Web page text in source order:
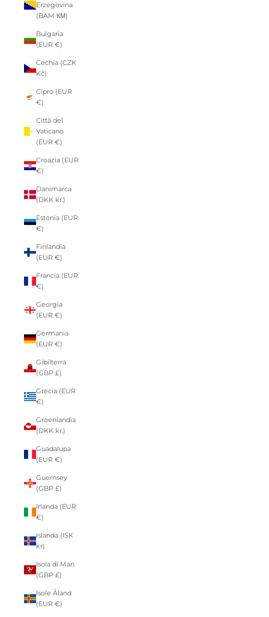
Erzegovina
(BAM КМ)
Bulgaria
(EUR €)
Cechia (CZK
Kč)
Cipro (EUR
€)
Città del
Vaticano
(EUR €)
Croazia (EUR
€)
Danimarca
(DKK kr.)
Estonia (EUR
€)
Finlandia
(EUR €)
Francia (EUR
€)
Georgia
(EUR €)
Germania
(EUR €)
Gibilterra
(GBP £)
Grecia (EUR
€)
Groenlandia
(DKK kr.)
Guadalupa
(EUR €)
Guernsey
(GBP £)
Irlanda (EUR
€)
Islanda (ISK
kr)
Isola di Man
(GBP £)
Isole Åland
(EUR €)